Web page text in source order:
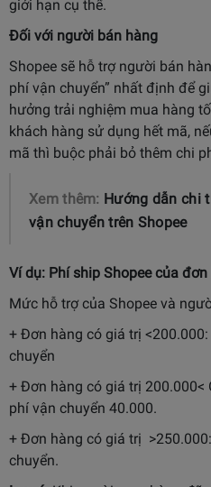
giới hạn cụ thể.
Đối với người bán hàng
Shopee sẽ hỗ trợ người bán
phí vận chuyển” nhất định để
hưởng trải nghiệm mua hàng
khách hàng sử dụng hết mã,
mã thì buộc phải bỏ thêm chi
Xem thêm: Hướng dẫn chi
vận chuyển trên Shopee
Ví dụ: Phí ship Shopee của
Mức hỗ trợ của Shopee và
+ Đơn hàng có giá trị
chuyển
+ Đơn hàng có giá trị 200.000<
phí vận chuyển 40.000.
+ Đơn hàng có giá trị
chuyển.